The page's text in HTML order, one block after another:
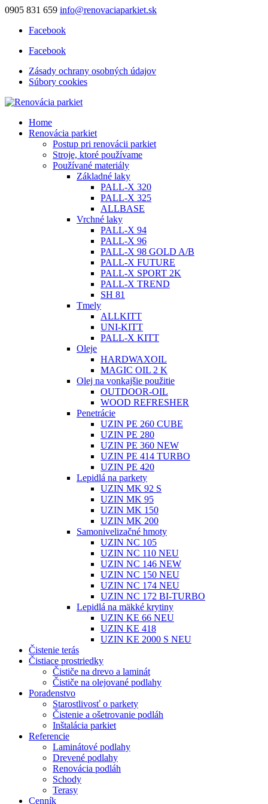
0905 831 659 info@renovaciaparkiet.sk
Facebook
Facebook
Zásady ochrany osobných údajov
Súbory cookies
Home
Renovácia parkiet
Postup pri renovácii parkiet
Stroje, ktoré používame
Používané materiály
Základné laky
PALL-X 320
PALL-X 325
ALLBASE
Vrchné laky
PALL-X 94
PALL-X 96
PALL-X 98 GOLD A/B
PALL-X FUTURE
PALL-X SPORT 2K
PALL-X TREND
SH 81
Tmely
ALLKITT
UNI-KITT
PALL-X KITT
Oleje
HARDWAXOIL
MAGIC OIL 2 K
Olej na vonkajšie použitie
OUTDOOR-OIL
WOOD REFRESHER
Penetrácie
UZIN PE 260 CUBE
UZIN PE 280
UZIN PE 360 NEW
UZIN PE 414 TURBO
UZIN PE 420
Lepidlá na parkety
UZIN MK 92 S
UZIN MK 95
UZIN MK 150
UZIN MK 200
Samonivelizačné hmoty
UZIN NC 105
UZIN NC 110 NEU
UZIN NC 146 NEW
UZIN NC 150 NEU
UZIN NC 174 NEU
UZIN NC 172 BI-TURBO
Lepidlá na mäkké krytiny
UZIN KE 66 NEU
UZIN KE 418
UZIN KE 2000 S NEU
Čistenie terás
Čistiace prostriedky
Čističe na drevo a laminát
Čističe na olejované podlahy
Poradenstvo
Starostlivosť o parkety
Čistenie a ošetrovanie podláh
Inštalácia parkiet
Referencie
Laminátové podlahy
Drevené podlahy
Renovácia podláh
Schody
Terasy
Cenník